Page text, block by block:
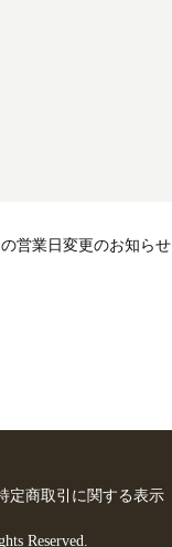
の営業日変更のお知らせ
定商取引に関する表示
Reserved.